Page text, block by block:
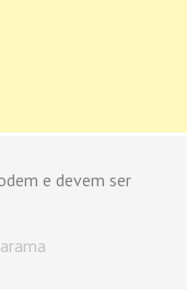
e devem ser